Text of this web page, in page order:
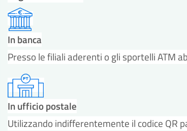
In banca
Presso le filiali aderenti o gli sportelli ATM
In ufficio postale
Utilizzando indifferentemente il codice QR